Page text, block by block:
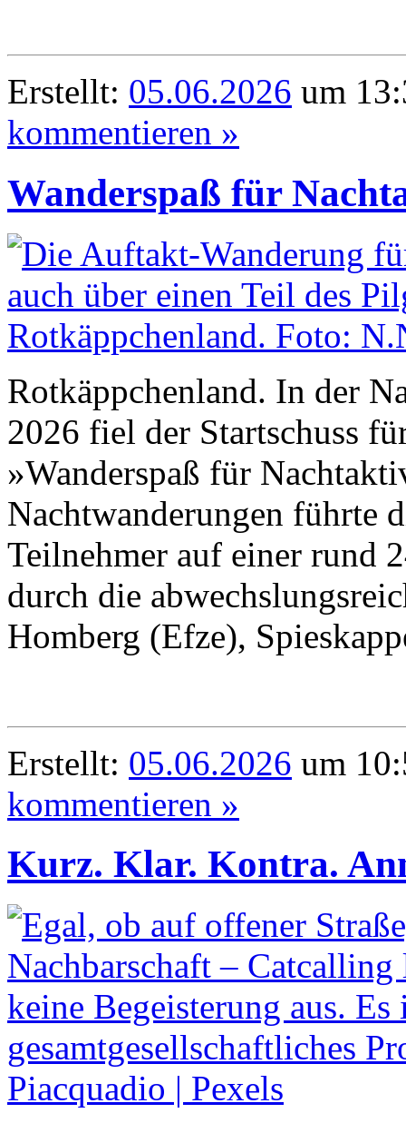
Erstellt: 05.06.2026 um
kommentieren »
Wanderspaß für
Rotkäppchenland. In der
2026 fiel der Startschuss
»Wanderspaß für
Nachtwanderungen führte
Teilnehmer auf einer rund
durch die
Homberg (Efze),
Erstellt: 05.06.2026 um
kommentieren »
Kurz. Klar. Kontra.